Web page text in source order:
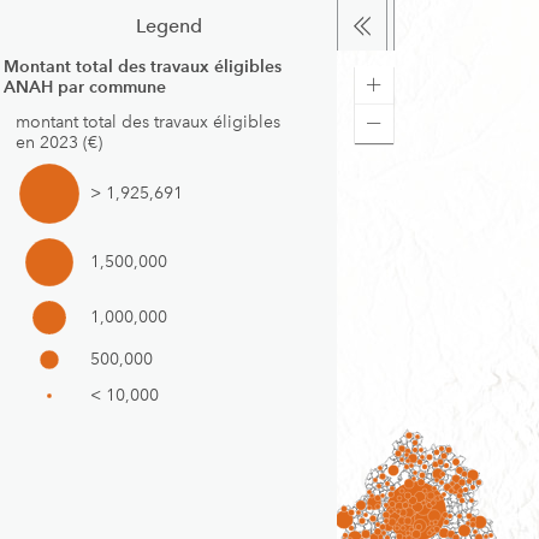
Legend
Montant total des travaux éligibles
ANAH par commune
montant total des travaux éligibles
en 2023 (€)
> 1,925,691
1,500,000
1,000,000
500,000
< 10,000